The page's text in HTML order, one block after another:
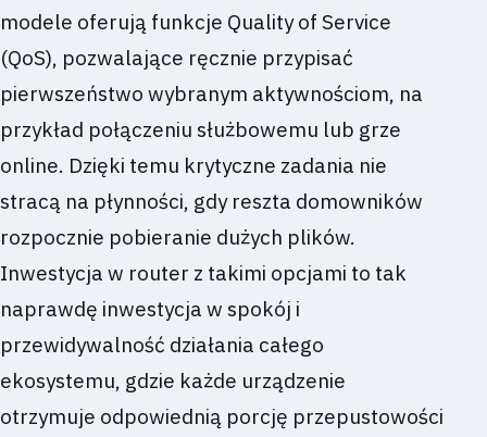
modele oferują funkcje Quality of Service
(QoS), pozwalające ręcznie przypisać
pierwszeństwo wybranym aktywnościom, na
przykład połączeniu służbowemu lub grze
online. Dzięki temu krytyczne zadania nie
stracą na płynności, gdy reszta domowników
rozpocznie pobieranie dużych plików.
Inwestycja w router z takimi opcjami to tak
naprawdę inwestycja w spokój i
przewidywalność działania całego
ekosystemu, gdzie każde urządzenie
otrzymuje odpowiednią porcję przepustowości